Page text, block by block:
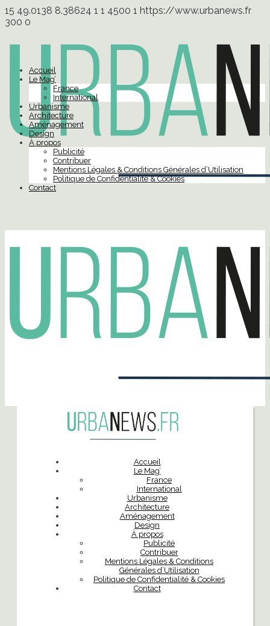
15 49.0138 8.38624 1 1 4500 1 https://www.urbanews.fr
300 0
Accueil
Le Mag’
France
International
Urbanisme
Architecture
Aménagement
Design
À propos
Publicité
Contribuer
Mentions Légales & Conditions Générales d’Utilisation
Politique de Confidentialité & Cookies
Contact
Accueil
Le Mag’
France
International
Urbanisme
Architecture
Aménagement
Design
À propos
Publicité
Contribuer
Mentions Légales & Conditions
Générales d’Utilisation
Politique de Confidentialité & Cookies
Contact